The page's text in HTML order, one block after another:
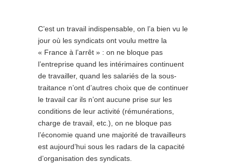
C’est un travail indispensable, on l’a bien vu le
jour où les syndicats ont voulu mettre la
« France à l’arrêt » : on ne bloque pas
l’entreprise quand les intérimaires continuent
de travailler, quand les salariés de la sous-
traitance n’ont d’autres choix que de continuer
le travail car ils n’ont aucune prise sur les
conditions de leur activité (rémunérations,
charge de travail, etc.), on ne bloque pas
l’économie quand une majorité de travailleurs
est aujourd’hui sous les radars de la capacité
d’organisation des syndicats.